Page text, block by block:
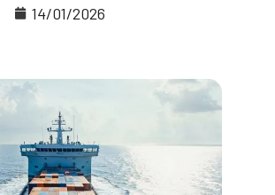
14/01/2026